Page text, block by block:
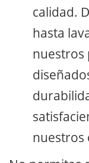
calidad.
hasta
nuestros
nuestros